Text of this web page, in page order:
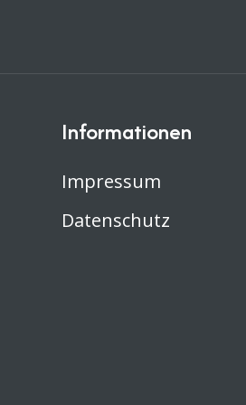
Informationen
Impressum
Datenschutz